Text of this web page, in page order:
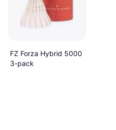
FZ Forza Hybrid 5000
3-pack